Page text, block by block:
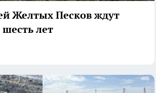
Желтых Песков ждут
лет